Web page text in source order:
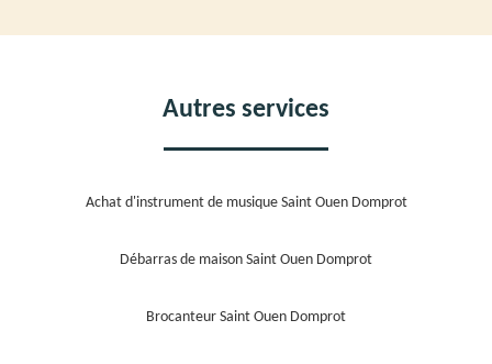
Autres services
Achat d'instrument de musique Saint Ouen Domprot
Débarras de maison Saint Ouen Domprot
Brocanteur Saint Ouen Domprot